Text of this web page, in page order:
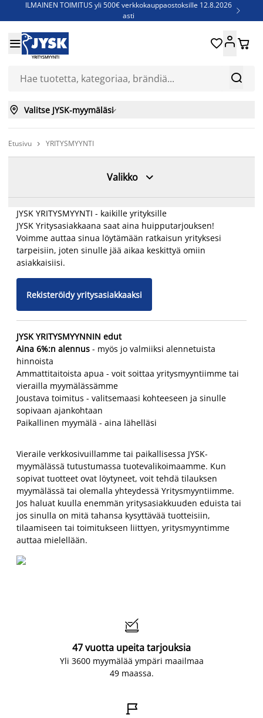
ILMAINEN TOIMITUS yli 500€ verkkokauppaostoksille 12.8.2026
asti

Jenkkisänkyjä - Säästä jopa 60%
YRITYSMYYNTI


 
 Valitse JYSK-myymäläsi
Etusivu  YRITYSMYYNTI
Valikko 
JYSK YRITYSMYYNTI - kaikille yrityksille
JYSK Yritysasiakkaana saat aina huipputarjouksen!
Voimme auttaa sinua löytämään ratkaisun yrityksesi
tarpeisiin, joten sinulle jää aikaa keskittyä omiin
asiakkaisiisi.
Rekisteröidy yritysasiakkaaksi
JYSK YRITYSMYYNNIN edut
Aina 6%:n alennus - myös jo valmiiksi alennetuista
hinnoista
Ammattitaitoista apua - voit soittaa yritysmyyntiimme tai
vierailla myymälässämme
Joustava toimitus - valitsemaasi kohteeseen ja sinulle
sopivaan ajankohtaan
Paikallinen myymälä - aina lähelläsi
Vieraile verkkosivuillamme tai paikallisessa JYSK-
myymälässä tutustumassa tuotevalikoimaamme. Kun
sopivat tuotteet ovat löytyneet, voit tehdä tilauksen
myymälässä tai olemalla yhteydessä Yritysmyyntiimme.
Jos haluat kuulla enemmän yritysasiakkuuden eduista tai
jos sinulla on mitä tahansa kysyttävää tuotteisiin,
tilaamiseen tai toimitukseen liittyen, yritysmyyntimme
auttaa mielellään.

47 vuotta upeita tarjouksia
Yli 3600 myymälää ympäri maailmaa
49 maassa.
